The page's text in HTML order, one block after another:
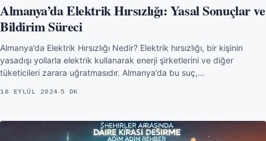
Almanya’da Elektrik Hırsızlığı: Yasal Sonuçlar ve
Bildirim Süreci
Almanya’da Elektrik Hırsızlığı Nedir? Elektrik hırsızlığı, bir kişinin
yasadışı yollarla elektrik kullanarak enerji şirketlerini ve diğer
tüketicileri zarara uğratmasıdır. Almanya’da bu suç,…
18 EYLÜL 2024 5 DK